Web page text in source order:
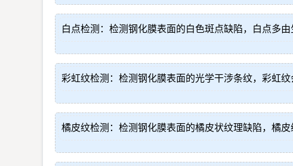
白点检测：检测钢化膜表面的白色斑点缺陷，白点多
彩虹纹检测：检测钢化膜表面的光学干涉条纹，彩虹
橘皮纹检测：检测钢化膜表面的橘皮状纹理缺陷，橘